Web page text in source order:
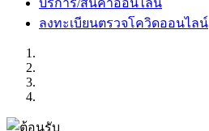
บริการ/สินค้าออนไลน์
ลงทะเบียนตรวจโควิดออนไลน์